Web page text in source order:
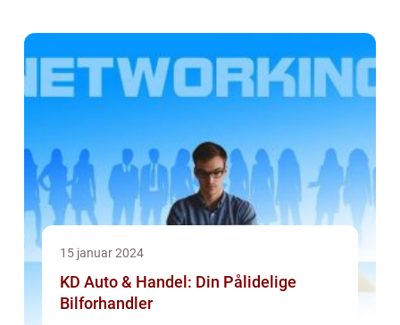
bekvemt. Denne artikel vil give en lang og...
15 januar 2024
KD Auto & Handel: Din Pålidelige
Bilforhandler